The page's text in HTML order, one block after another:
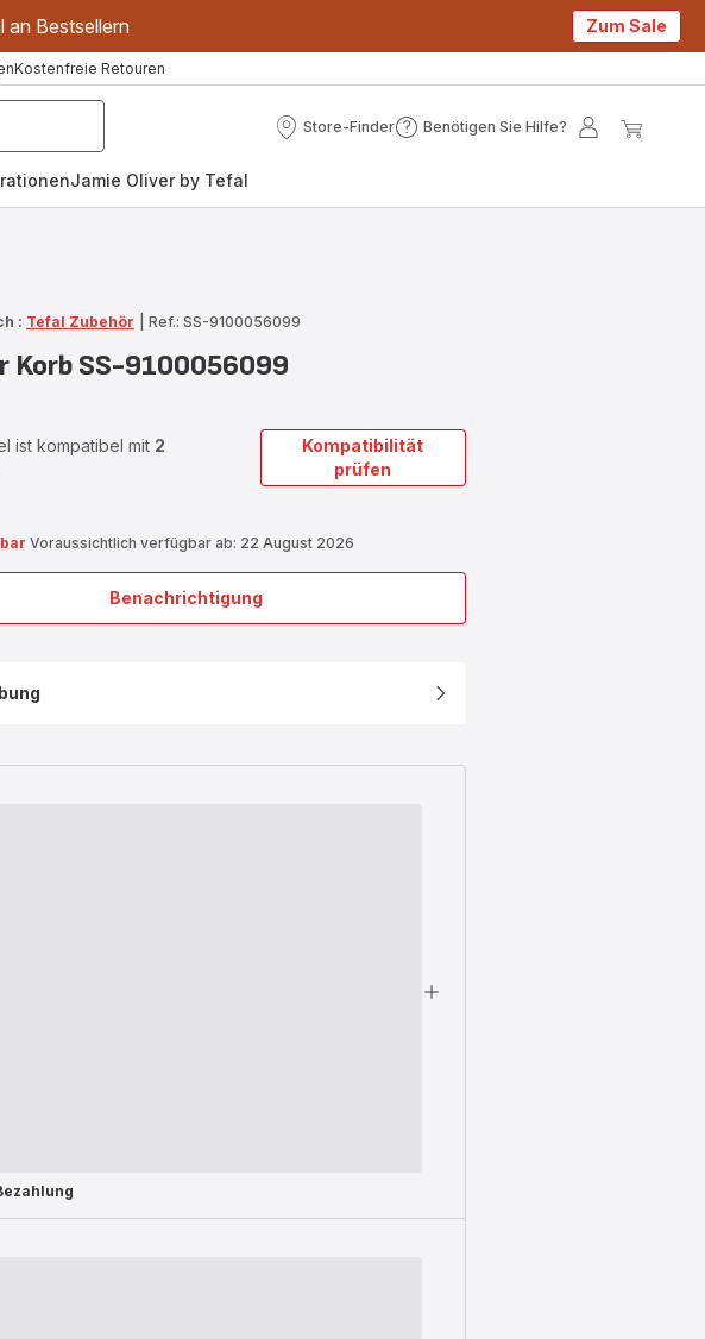
an Bestsellern Zum Sale
Kostenfreie Retouren
Store-Finder
Store-
Benötigen Sie Hilfe?
Benötigen
Mein
Jamie Oliver by Tefal
: Tefal Zubehör Ref.: SS-9100056099
Korb SS-9100056099
ist kompatibel mit 2
Kompatibilität
prüfen
Voraussichtlich verfügbar ab: 22 August 2026
Benachrichtigung
Rechter